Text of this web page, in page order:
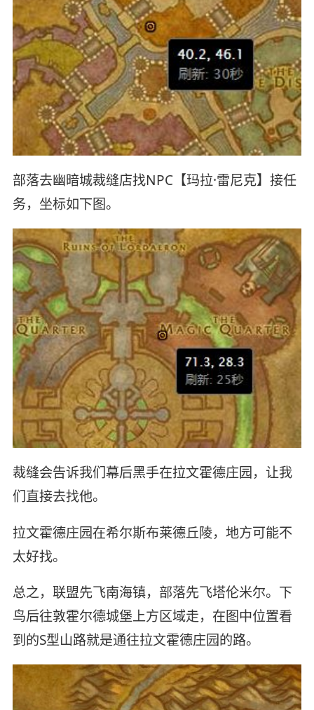
部落去幽暗城裁缝店找NPC【玛拉·雷尼克】接任
务，坐标如下图。
裁缝会告诉我们幕后黑手在拉文霍德庄园，让我
们直接去找他。
拉文霍德庄园在希尔斯布莱德丘陵，地方可能不
太好找。
总之，联盟先飞南海镇，部落先飞塔伦米尔。下
鸟后往敦霍尔德城堡上方区域走，在图中位置看
到的S型山路就是通往拉文霍德庄园的路。